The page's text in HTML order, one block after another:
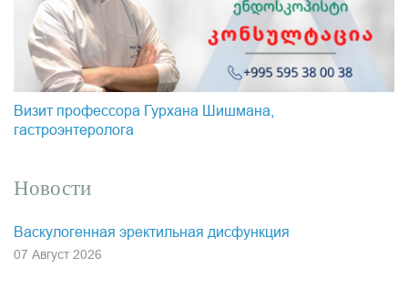
Визит профессора Гурхана Шишмана,
гастроэнтеролога
Новости
Васкулогенная эректильная дисфункция
07 Август 2026